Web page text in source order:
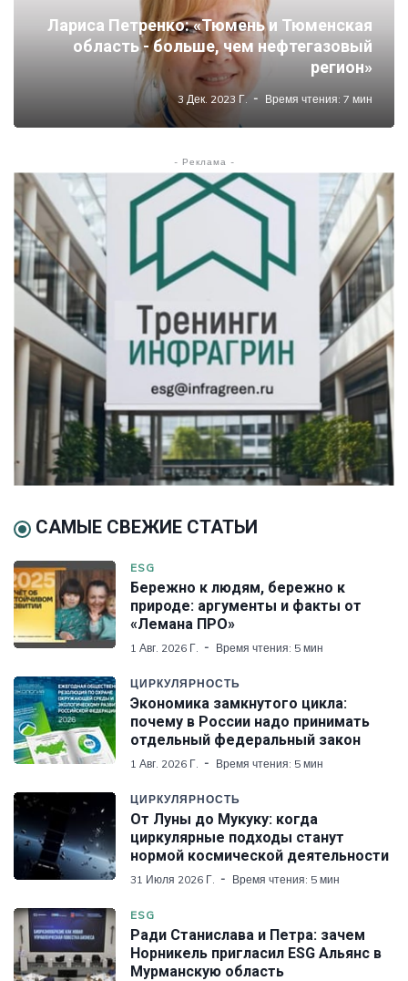
Лариса Петренко: «Тюмень и Тюменская
область - больше, чем нефтегазовый
регион»
3 Дек. 2023 Г. Время чтения: 7 мин
- Реклама -
САМЫЕ СВЕЖИЕ СТАТЬИ
ESG
Бережно к людям, бережно к
природе: аргументы и факты от
«Лемана ПРО»
1 Авг. 2026 Г. Время чтения: 5 мин
ЦИРКУЛЯРНОСТЬ
Экономика замкнутого цикла:
почему в России надо принимать
отдельный федеральный закон
1 Авг. 2026 Г. Время чтения: 5 мин
ЦИРКУЛЯРНОСТЬ
От Луны до Мукуку: когда
циркулярные подходы станут
нормой космической деятельности
31 Июля 2026 Г. Время чтения: 5 мин
ESG
Ради Станислава и Петра: зачем
Норникель пригласил ESG Альянс в
Мурманскую область